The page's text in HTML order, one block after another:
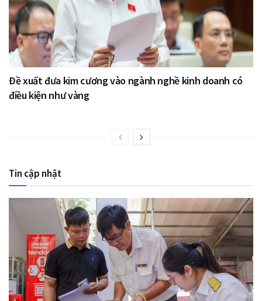
Đề xuất đưa kim cương vào ngành nghề kinh doanh có
điều kiện như vàng
Tin cập nhật